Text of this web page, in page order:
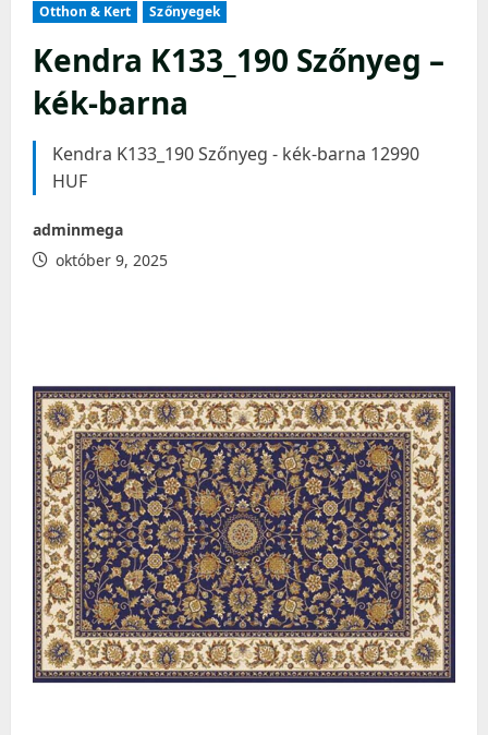
Otthon & Kert
Szőnyegek
Kendra K133_190 Szőnyeg –
kék-barna
Kendra K133_190 Szőnyeg - kék-barna 12990
HUF
adminmega
október 9, 2025